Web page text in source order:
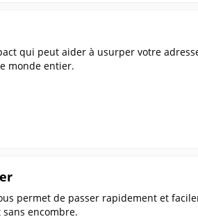
qui peut aider à usurper votre
monde entier.
permet de passer rapidement et
encombre.